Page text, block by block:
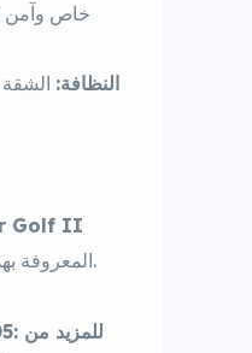
النظافة:
Golf II
المعروفة بهدوئها وقربها من جميع المرافق.